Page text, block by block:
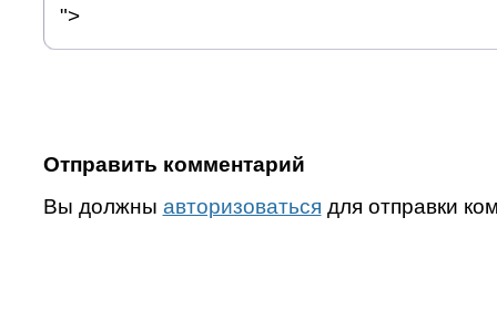
">
Отправить комментарий
Вы должны авторизоваться для отправки